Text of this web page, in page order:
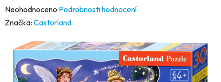
Průměrné
hodnocení
0,0
Neohodnoceno Podrobnosti hodnocení
Značka: Castorland